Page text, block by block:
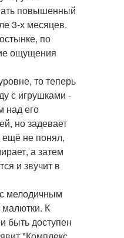
повышенный
3-х месяцев.
по
ощущения
то теперь
с игрушками -
над его
но задевает
ещё не понял,
а затем
и звучит в
мелодичным
малютки. К
быть доступен